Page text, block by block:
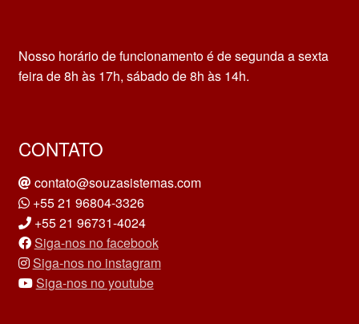
Nosso horário de funcionamento é de segunda a sexta
feira de 8h às 17h, sábado de 8h às 14h.
CONTATO
contato@souzasistemas.com
+55 21 96804-3326
+55 21 96731-4024
Siga-nos no facebook
Siga-nos no instagram
Siga-nos no youtube